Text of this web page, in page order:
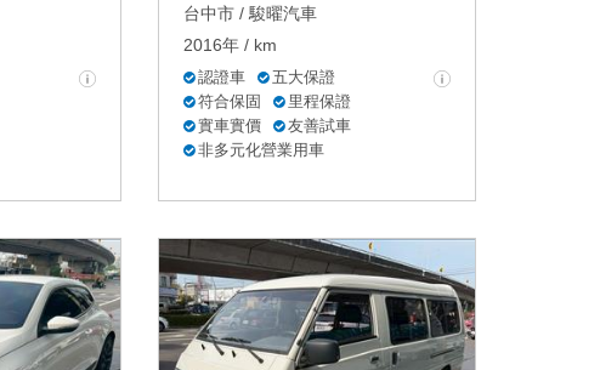
台中市 / 駿曜汽車
2016年 / km
認證車
五大保證
符合保固
里程保證
實車實價
友善試車
非多元化營業用車